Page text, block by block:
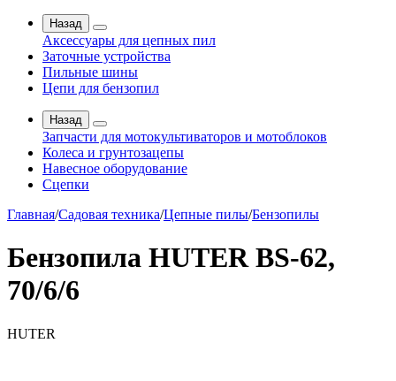
Назад
Аксессуары для цепных пил
Заточные устройства
Пильные шины
Цепи для бензопил
Назад
Запчасти для мотокультиваторов и мотоблоков
Колеса и грунтозацепы
Навесное оборудование
Сцепки
Главная/Садовая техника/Цепные пилы/Бензопилы
Бензопила HUTER BS-62,
70/6/6
HUTER